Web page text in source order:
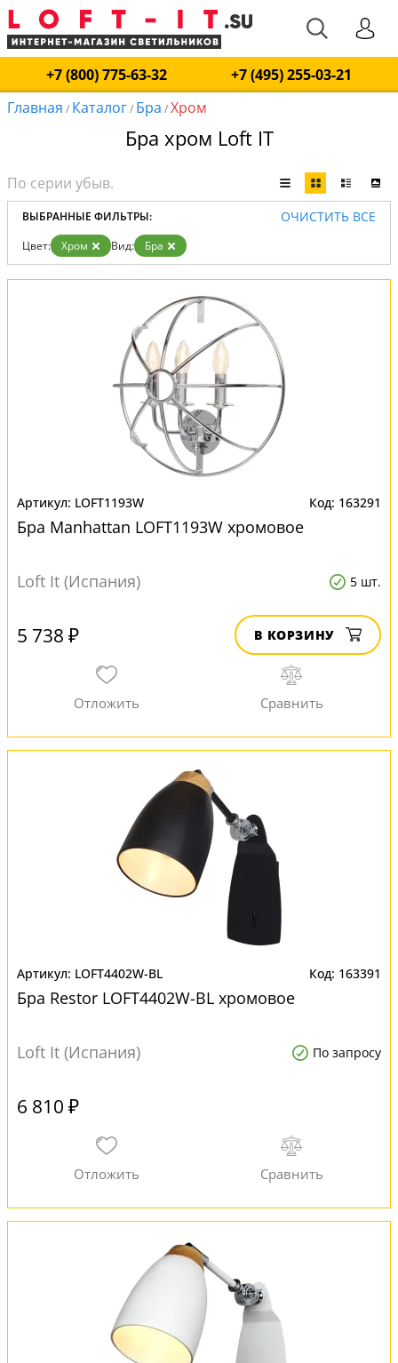
+7 (800) 775-63-32
+7 (495) 255-03-21
Главная / Каталог/ Бра /Хром
Бра хром Loft IT
ВЫБРАННЫЕ ФИЛЬТРЫ: ОЧИСТИТЬ ВСЕ
Цвет: Хром Вид: Бра
LOFT1193W 163291
Бра Manhattan LOFT1193W хромовое
Loft It (Испания) 5 шт.
5 738 ₽ В КОРЗИНУ
LOFT4402W-BL 163391
Бра Restor LOFT4402W-BL хромовое
Loft It (Испания) По запросу
6 810 ₽